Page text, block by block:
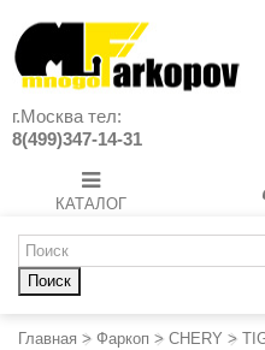
г.Москва тел:
8(499)347-14-31
КАТАЛОГ
Поиск
Главная > Фаркоп > CHERY >